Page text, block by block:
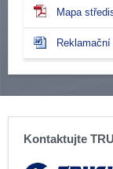
Mapa
Kontaktujte